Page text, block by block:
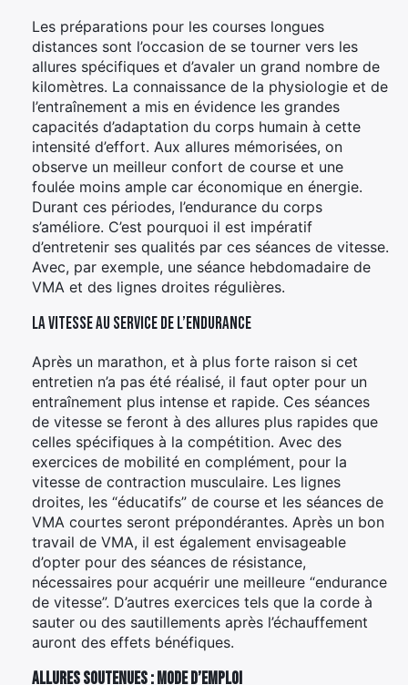
Les préparations pour les courses longues
distances sont l’occasion de se tourner vers les
allures spécifiques et d’avaler un grand nombre de
kilomètres. La connaissance de la physiologie et de
l’entraînement a mis en évidence les grandes
capacités d’adaptation du corps humain à cette
intensité d’effort. Aux allures mémorisées, on
observe un meilleur confort de course et une
foulée moins ample car économique en énergie.
Durant ces périodes, l’endurance du corps
s’améliore. C’est pourquoi il est impératif
d’entretenir ses qualités par ces séances de vitesse.
Avec, par exemple, une séance hebdomadaire de
VMA et des lignes droites régulières.
La vitesse au service de l’endurance
Après un marathon, et à plus forte raison si cet
entretien n’a pas été réalisé, il faut opter pour un
entraînement plus intense et rapide. Ces séances
de vitesse se feront à des allures plus rapides que
celles spécifiques à la compétition. Avec des
exercices de mobilité en complément, pour la
vitesse de contraction musculaire. Les lignes
droites, les “éducatifs” de course et les séances de
VMA courtes seront prépondérantes. Après un bon
travail de VMA, il est également envisageable
d’opter pour des séances de résistance,
nécessaires pour acquérir une meilleure “endurance
de vitesse”. D’autres exercices tels que la corde à
sauter ou des sautillements après l’échauffement
auront des effets bénéfiques.
Allures soutenues : mode d’emploi